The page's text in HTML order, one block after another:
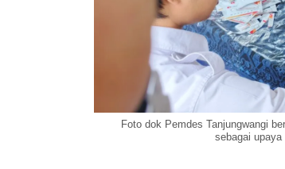
Foto dok Pemdes Tanjungwangi
sebagai upaya